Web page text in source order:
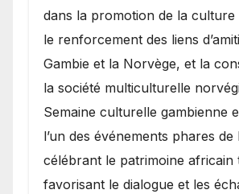
dans la promotion de la culture
le renforcement des liens
Gambie et la Norvège, et la
la société multiculturelle
Semaine culturelle gambienne
l’un des événements phares de
célébrant le patrimoine africain
favorisant le dialogue et les